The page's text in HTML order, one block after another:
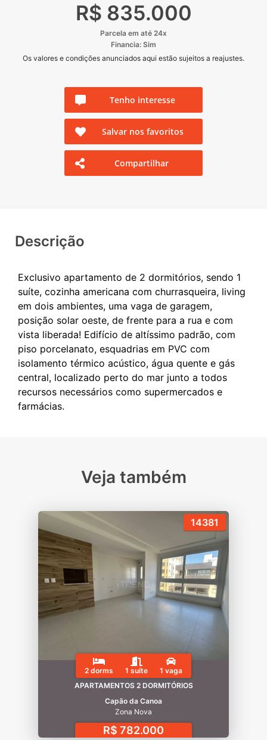
R$ 835.000
Parcela em até 24x
Financia: Sim
Os valores e condições anunciados aqui estão sujeitos a reajustes.
Tenho interesse
Salvar nos favoritos
Compartilhar
Descrição
Exclusivo apartamento de 2 dormitórios, sendo 1
suíte, cozinha americana com churrasqueira, living
em dois ambientes, uma vaga de garagem,
posição solar oeste, de frente para a rua e com
vista liberada! Edifício de altíssimo padrão, com
piso porcelanato, esquadrias em PVC com
isolamento térmico acústico, água quente e gás
central, localizado perto do mar junto a todos
recursos necessários como supermercados e
Veja também
14381
2 dorms 1 suíte
1 vaga
APARTAMENTOS 2 DORMITÓRIOS
Capão da Canoa
Zona Nova
R$ 782.000